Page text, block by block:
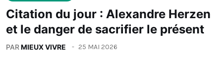
Citation du jour : Alexandre Herzen
et le danger de sacrifier le présent
PARMIEUX VIVRE 25 MAI 2026